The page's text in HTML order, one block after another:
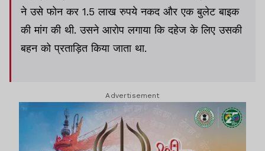
ने उसे फोन कर 1.5 लाख रुपये नकद और एक बुलेट बाइक
की मांग की थी. उसने आरोप लगाया कि दहेज के लिए उसकी
बहन को प्रताड़ित किया जाता था.
Advertisement